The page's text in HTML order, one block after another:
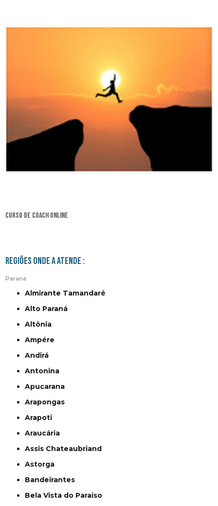
curso de coach online
Regiões onde a atende :
Paraná
Almirante Tamandaré
Alto Paraná
Altônia
Ampére
Andirá
Antonina
Apucarana
Arapongas
Arapoti
Araucária
Assis Chateaubriand
Astorga
Bandeirantes
Bela Vista do Paraíso